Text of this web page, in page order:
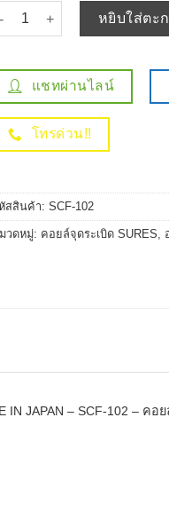
ำนวน คอยล์จุดระเบิด FORD
หยิบใส่ตะ
แชทผ่านไลน์
โทรด่วน!!
สสินค้า: SCF-102
วดหมู่: คอยล์จุดระเบิด SURES
IN JAPAN – SCF-102 – ค